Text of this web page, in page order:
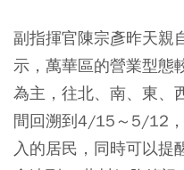
副指揮官陳宗彥昨天親
示，萬華區的營業型態
為主，往北、南、東、
間回溯到4/15～5/12
入的居民，同時可以提